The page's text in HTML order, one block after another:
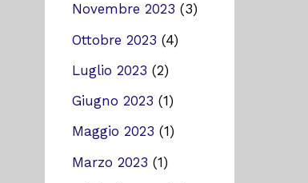
Novembre 2023 (3)
Ottobre 2023 (4)
Luglio 2023 (2)
Giugno 2023 (1)
Maggio 2023 (1)
Marzo 2023 (1)